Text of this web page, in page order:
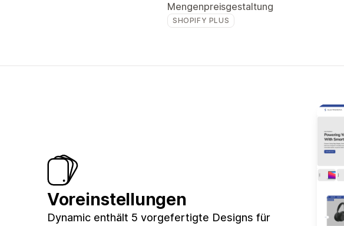
Mengenpreisgestaltung
SHOPIFY PLUS
Voreinstellungen
Dynamic enthält 5 vorgefertigte Designs für